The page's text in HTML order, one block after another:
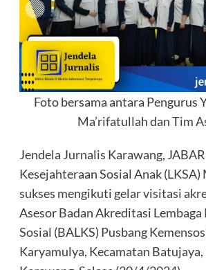
Foto bersama antara Pengurus
Ma’rifatullah dan Tim
Jendela Jurnalis Karawang,
Kesejahteraan Sosial Anak
sukses mengikuti gelar visitasi
Asesor Badan Akreditasi
Sosial (BALKS) Pusbang
Karyamulya, Kecamatan